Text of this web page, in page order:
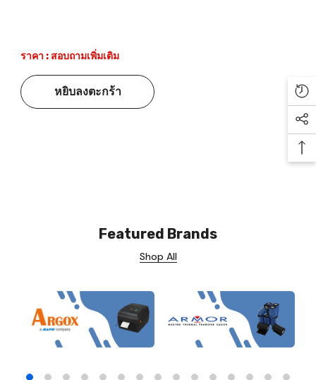
ราคา : สอบถามเพิ่มเติม
หยิบลงตะกร้า
Featured Brands
Shop All